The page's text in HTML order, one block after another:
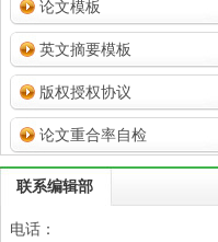
论文模板
英文摘要模板
版权授权协议
论文重合率自检
联系编辑部
电话：